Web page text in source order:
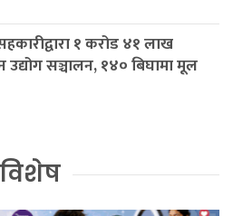
१ करोड ४१ लाख
उद्योग सञ्चालन, १४० बिघामा मूल
विशेष